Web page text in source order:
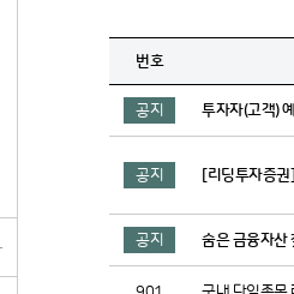
번호
공지 투자자(고객)
공지 [리딩투자증
공지 숨은 금융자산